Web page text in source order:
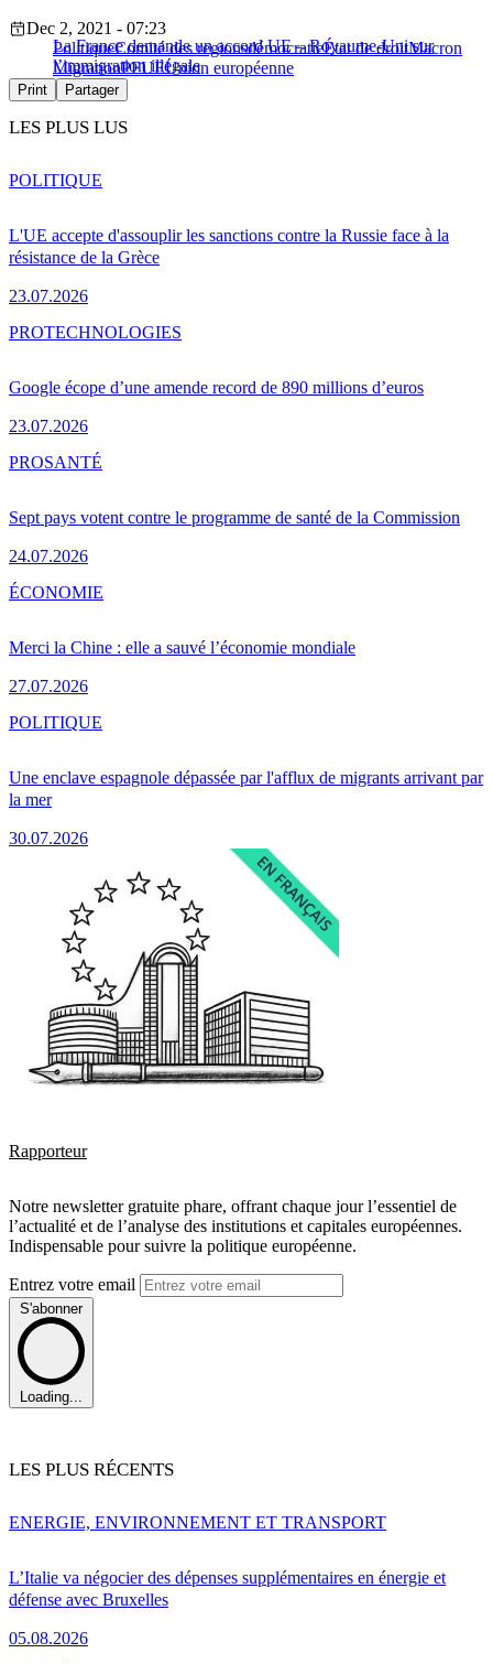
La France demande un accord UE – Royaume-Uni sur
l’immigration illégale
Dec 2, 2021 - 07:23
PolitiqueComité des regionsdémocratieÉtat de droitMacron
MigrationPFUEUnion européenne
Print Partager
LES PLUS LUS
L'UE accepte d'assouplir les sanctions contre la Russie face à la
résistance de la Grèce
23.07.2026
POLITIQUE
Google écope d’une amende record de 890 millions d’euros
23.07.2026
PROTECHNOLOGIES
Sept pays votent contre le programme de santé de la Commission
24.07.2026
PROSANTÉ
Merci la Chine : elle a sauvé l’économie mondiale
27.07.2026
ÉCONOMIE
Une enclave espagnole dépassée par l'afflux de migrants arrivant par
la mer
30.07.2026
POLITIQUE
Rapporteur
Notre newsletter gratuite phare, offrant chaque jour l’essentiel de
l’actualité et de l’analyse des institutions et capitales européennes.
Indispensable pour suivre la politique européenne.
Entrez votre email
S'abonner
Loading...
LES PLUS RÉCENTS
L’Italie va négocier des dépenses supplémentaires en énergie et
défense avec Bruxelles
05.08.2026
ENERGIE, ENVIRONNEMENT ET TRANSPORT